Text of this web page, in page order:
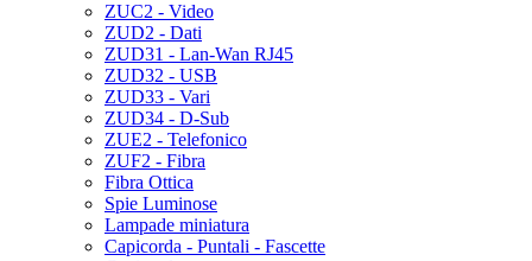
ZUC2 - Video
ZUD2 - Dati
ZUD31 - Lan-Wan RJ45
ZUD32 - USB
ZUD33 - Vari
ZUD34 - D-Sub
ZUE2 - Telefonico
ZUF2 - Fibra
Fibra Ottica
Spie Luminose
Lampade miniatura
Capicorda - Puntali - Fascette